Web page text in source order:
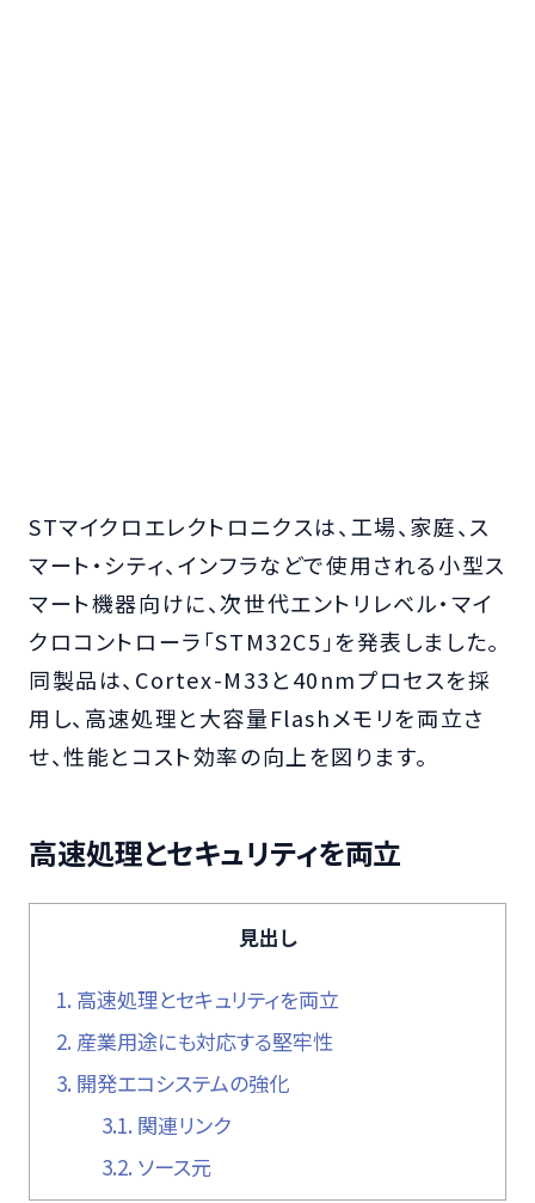
STマイクロエレクトロニクスは、工場、家庭、ス
マート・シティ、インフラなどで使用される小型ス
マート機器向けに、次世代エントリレベル・マイ
クロコントローラ「STM32C5」を発表しました。
同製品は、Cortex-M33と40nmプロセスを採
用し、高速処理と大容量Flashメモリを両立さ
せ、性能とコスト効率の向上を図ります。
高速処理とセキュリティを両立
見出し
1. 高速処理とセキュリティを両立
2. 産業用途にも対応する堅牢性
3. 開発エコシステムの強化
3.1. 関連リンク
3.2. ソース元